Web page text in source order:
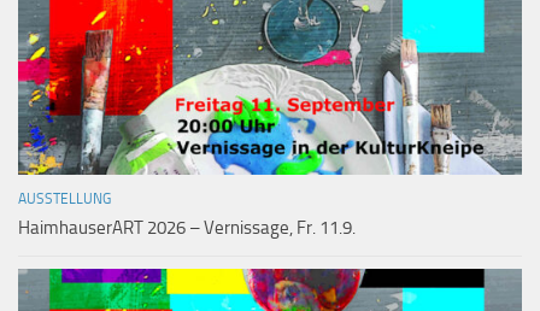
AUSSTELLUNG
HaimhauserART 2026 – Vernissage, Fr. 11.9.